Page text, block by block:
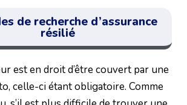
de recherche d’assurance
résilié
est en droit d’être couvert par une
celle-ci étant obligatoire. Comme